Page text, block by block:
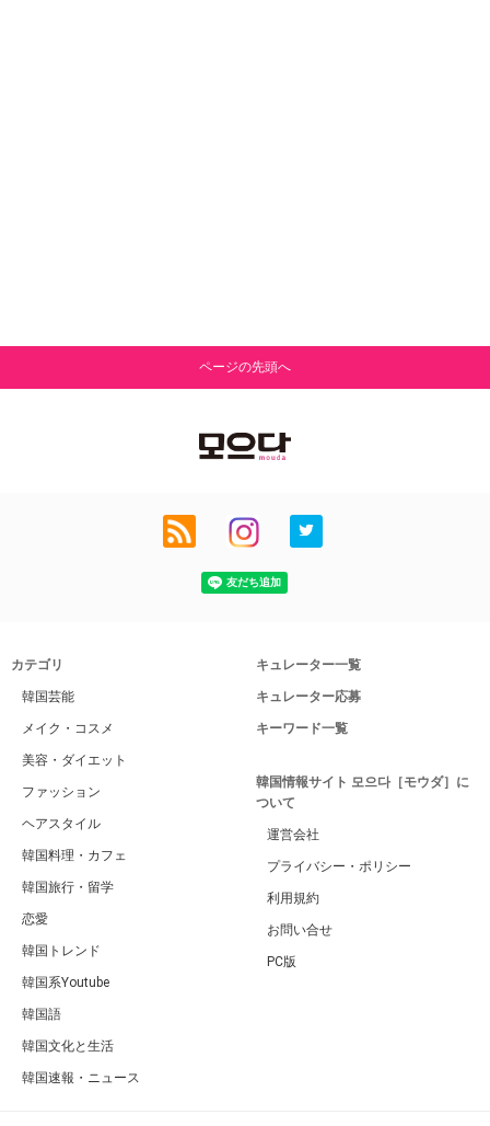
ページの先頭へ
カテゴリ
韓国芸能
メイク・コスメ
美容・ダイエット
ファッション
ヘアスタイル
韓国料理・カフェ
韓国旅行・留学
恋愛
韓国トレンド
韓国系Youtube
韓国語
韓国文化と生活
韓国速報・ニュース
キュレーター一覧
キュレーター応募
キーワード一覧
韓国情報サイト 모으다［モウダ］に
ついて
運営会社
プライバシー・ポリシー
利用規約
お問い合せ
PC版